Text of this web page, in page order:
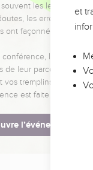
les leaders
les erreurs et les
ont façonnés.
leaders,
de leur parcours et les
vos tremplins. Que
est faite pour vous.
l’événement
et